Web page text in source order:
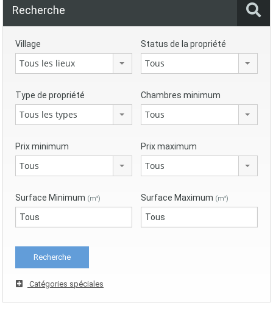
Recherche
Village
Tous les lieux
Status de la propriété
Tous
Type de propriété
Tous les types
Chambres minimum
Tous
Prix minimum
Tous
Prix maximum
Tous
Surface Minimum (m²) Surface Maximum (m²)
Catégories spéciales